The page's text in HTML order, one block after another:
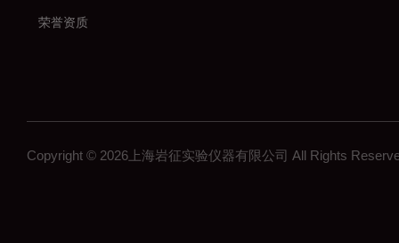
荣誉资质
Copyright © 2026上海岩征实验仪器有限公司 All Rights